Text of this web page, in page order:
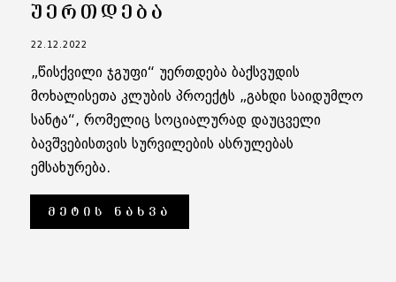
ᲣᲔᲠᲗᲓᲔᲑᲐ
22.12.2022
„წისქვილი ჯგუფი“ უერთდება ბაქსვუდის
მოხალისეთა კლუბის პროექტს „გახდი საიდუმლო
სანტა“, რომელიც სოციალურად დაუცველი
ბავშვებისთვის სურვილების ასრულებას
ემსახურება.
ᲛᲔᲢᲘᲡ ᲜᲐᲮᲕᲐ